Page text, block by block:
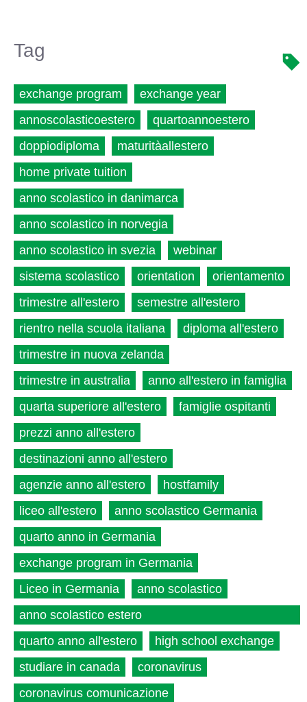
Tag
exchange program
exchange year
annoscolasticoestero
quartoannoestero
doppiodiploma
maturitàallestero
home private tuition
anno scolastico in danimarca
anno scolastico in norvegia
anno scolastico in svezia
webinar
sistema scolastico
orientation
orientamento
trimestre all'estero
semestre all'estero
rientro nella scuola italiana
diploma all'estero
trimestre in nuova zelanda
trimestre in australia
anno all'estero in famiglia
quarta superiore all'estero
famiglie ospitanti
prezzi anno all'estero
destinazioni anno all'estero
agenzie anno all'estero
hostfamily
liceo all'estero
anno scolastico Germania
quarto anno in Germania
exchange program in Germania
Liceo in Germania
anno scolastico
anno scolastico estero
quarto anno all'estero
high school exchange
studiare in canada
coronavirus
coronavirus comunicazione